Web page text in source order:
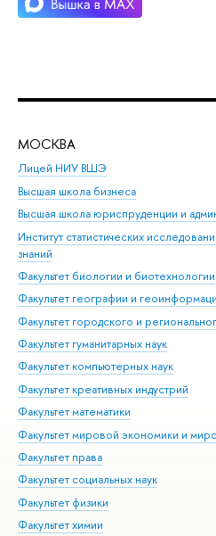
МОСКВА
Лицей НИУ ВШЭ
Высшая школа бизнеса
Высшая школа юриспруденции и
Институт статистических
знаний
Факультет биологии и биотехнологии
Факультет географии и
Факультет городского и
Факультет гуманитарных наук
Факультет компьютерных наук
Факультет креативных индустрий
Факультет математики
Факультет мировой экономики и
Факультет права
Факультет социальных наук
Факультет физики
Факультет химии